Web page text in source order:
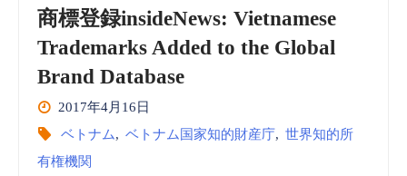
商標登録insideNews: Vietnamese
Trademarks Added to the Global
Brand Database
2017年4月16日
ベトナム, ベトナム国家知的財産庁, 世界知的所
有権機関